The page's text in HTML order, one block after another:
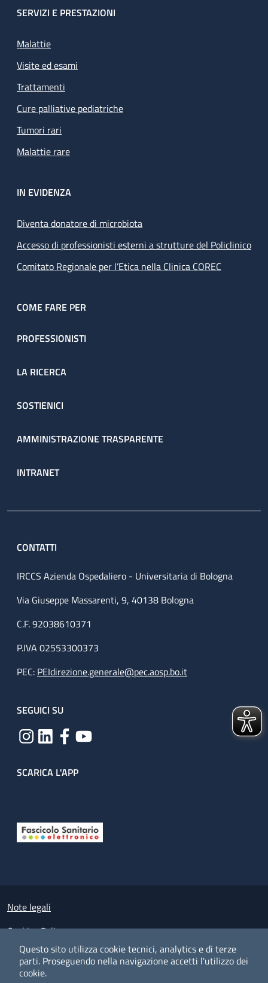
Questo sito utilizza cookie tecnici, analytics e di terze
parti. Proseguendo nella navigazione accetti l'utilizzo dei
cookie.
SERVIZI E PRESTAZIONI
Malattie
Visite ed esami
Trattamenti
Cure palliative pediatriche
Tumori rari
Malattie rare
IN EVIDENZA
Diventa donatore di microbiota
Accesso di professionisti esterni a strutture del Policlinico
Comitato Regionale per l’Etica nella Clinica COREC
COME FARE PER
PROFESSIONISTI
LA RICERCA
SOSTIENICI
AMMINISTRAZIONE TRASPARENTE
INTRANET
CONTATTI
IRCCS Azienda Ospedaliero - Universitaria di Bologna
Via Giuseppe Massarenti, 9, 40138 Bologna
C.F. 92038610371
P.IVA 02553300373
PEC: PEIdirezione.generale@pec.aosp.bo.it
SEGUICI SU
SCARICA L'APP
Small prints
Note legali
Cookies Policy
Policy privacy e protezione del dato personale
Albo pretorio on-line